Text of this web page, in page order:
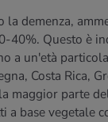
demenza,
40%. Questo è
a un'età
Costa Rica,
maggior parte
a base vegetale